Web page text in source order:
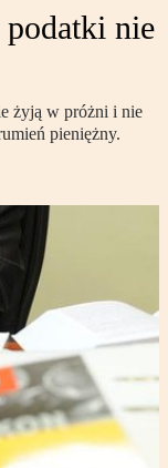
nie
żyją w próżni i nie
pieniężny.